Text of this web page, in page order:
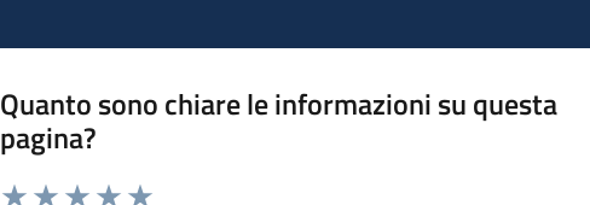
Quanto sono chiare le informazioni su questa
pagina?